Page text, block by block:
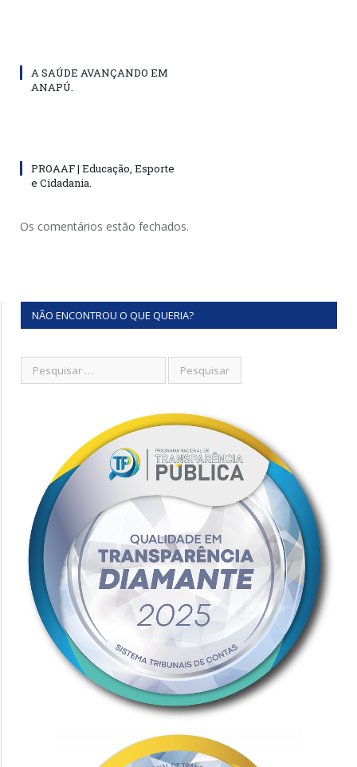
A SAÚDE AVANÇANDO EM
ANAPÚ.
PROAAF | Educação, Esporte
e Cidadania.
Os comentários estão fechados.
NÃO ENCONTROU O QUE QUERIA?